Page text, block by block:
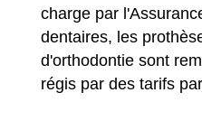
charge par
dentaires, les
d'orthodontie sont
régis par des tarifs